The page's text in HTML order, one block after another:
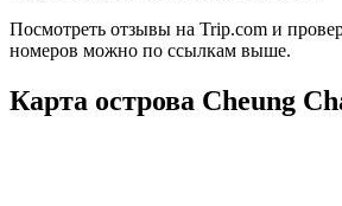
Посмотреть отзывы на Trip.com и
номеров можно по ссылкам выше.
Карта острова Cheung